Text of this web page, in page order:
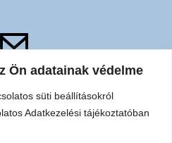
Ön adatainak védelme
süti beállításokról
Adatkezelési tájékoztatóban